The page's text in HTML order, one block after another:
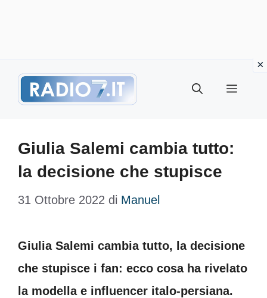
Menu
Giulia Salemi cambia tutto:
la decisione che stupisce
31 Ottobre 2022 di Manuel
Giulia Salemi cambia tutto, la decisione
che stupisce i fan: ecco cosa ha rivelato
la modella e influencer italo-persiana.